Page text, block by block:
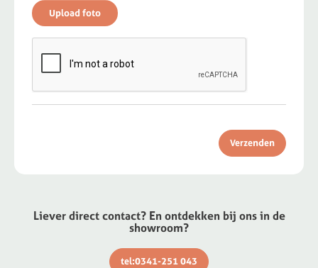
Verzenden
Liever direct contact? En ontdekken bij ons in de
showroom?
tel:0341-251 043